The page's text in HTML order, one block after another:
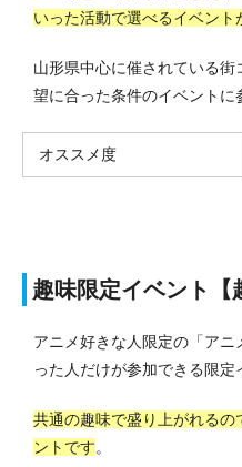
いった活動で選べるイベント
山形県中心に催されている
望に合った条件のイベントに
オススメ度
趣味限定イベント【
アニメ好きな人限定の「ア
った人だけが参加できる限定
共通の趣味で盛り上がれるの
ントです。